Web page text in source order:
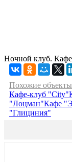
Ночной клуб.
Похожие
Кафе-клуб "City"
"Лоцман"Кафе
"Глициния"